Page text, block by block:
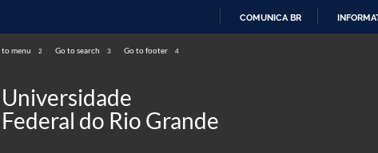
COMUNICA BR
to menu 2 Go to search 3 Go to footer 4
Universidade
Federal do Rio Grande